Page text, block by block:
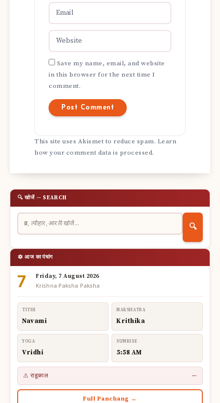
Save my name, email, and website
in this browser for the next time I
comment.
This site uses Akismet to reduce spam. Learn
how your comment data is processed.
🔍 खोजें — SEARCH
🔍
🔯 आज का पंचांग
7 Friday, 7 August 2026
Krishna Paksha Paksha
TITHI
Navami
NAKSHATRA
Krithika
YOGA
Vridhi
SUNRISE
5:58 AM
⚠ राहूकाल —
Full Panchang →